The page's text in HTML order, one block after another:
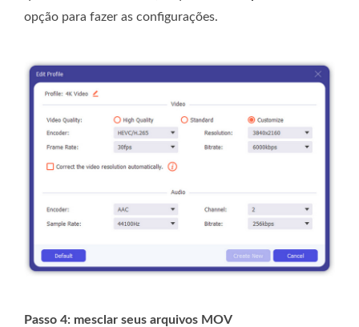
opção para fazer as configurações.
Passo 4: mesclar seus arquivos MOV